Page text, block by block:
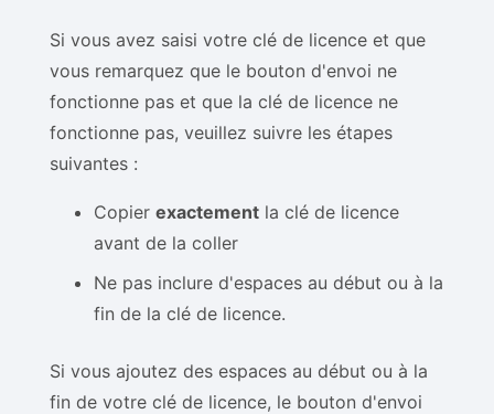
Si vous avez saisi votre clé de licence et que
vous remarquez que le bouton d'envoi ne
fonctionne pas et que la clé de licence ne
fonctionne pas, veuillez suivre les étapes
suivantes :
Copier exactement la clé de licence
avant de la coller
Ne pas inclure d'espaces au début ou à la
fin de la clé de licence.
Si vous ajoutez des espaces au début ou à la
fin de votre clé de licence, le bouton d'envoi